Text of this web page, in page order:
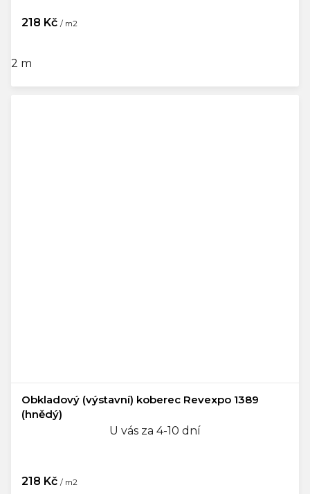
218 Kč / m2
2 m
Obkladový (výstavní) koberec Revexpo 1389
(hnědý)
U vás za 4-10 dní
218 Kč / m2